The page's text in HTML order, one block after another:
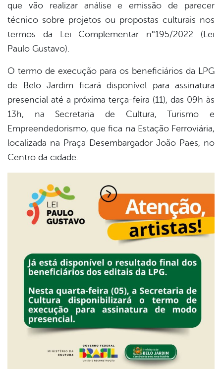
que vão realizar análise e emissão de parecer
técnico sobre projetos ou propostas culturais nos
termos da Lei Complementar n°195/2022 (Lei
Paulo Gustavo).
O termo de execução para os beneficiários da LPG
de Belo Jardim ficará disponível para assinatura
presencial até a próxima terça-feira (11), das 09h às
13h, na Secretaria de Cultura, Turismo e
Empreendedorismo, que fica na Estação Ferroviária,
localizada na Praça Desembargador João Paes, no
Centro da cidade.